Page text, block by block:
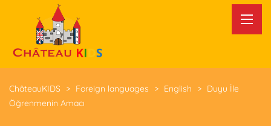
ChâteauKIDS > Foreign languages > English > Duyu İle
Öğrenmenin Amacı